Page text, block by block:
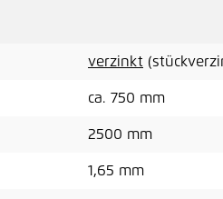
verzinkt
ca. 750 mm
2500 mm
1,65 mm